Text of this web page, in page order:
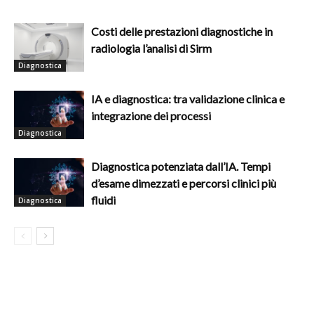
Diagnostica
Costi delle prestazioni diagnostiche in
radiologia l’analisi di Sirm
Diagnostica
IA e diagnostica: tra validazione clinica e
integrazione dei processi
Diagnostica
Diagnostica potenziata dall’IA. Tempi
d’esame dimezzati e percorsi clinici più
fluidi